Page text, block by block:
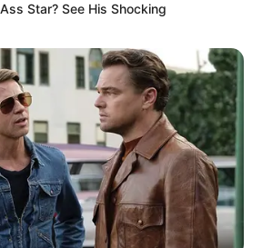
Star? See His Shocking